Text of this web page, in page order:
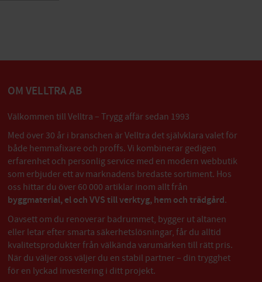
OM VELLTRA AB
Välkommen till Velltra – Trygg affär sedan 1993
Med över 30 år i branschen är Velltra det självklara valet för
både hemmafixare och proffs. Vi kombinerar gedigen
erfarenhet och personlig service med en modern webbutik
som erbjuder ett av marknadens bredaste sortiment. Hos
oss hittar du över 60 000 artiklar inom allt från
byggmaterial, el och VVS till verktyg, hem och trädgård.
Oavsett om du renoverar badrummet, bygger ut altanen
eller letar efter smarta säkerhetslösningar, får du alltid
kvalitetsprodukter från välkända varumärken till rätt pris.
När du väljer oss väljer du en stabil partner – din trygghet
för en lyckad investering i ditt projekt.